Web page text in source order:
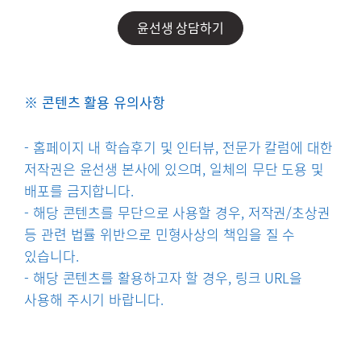
윤선생 상담하기
※ 콘텐츠 활용 유의사항
- 홈페이지 내 학습후기 및 인터뷰, 전문가 칼럼에 대한
저작권은 윤선생 본사에 있으며, 일체의 무단 도용 및
배포를 금지합니다.
- 해당 콘텐츠를 무단으로 사용할 경우, 저작권/초상권
등 관련 법률 위반으로 민형사상의 책임을 질 수
있습니다.
- 해당 콘텐츠를 활용하고자 할 경우, 링크 URL을
사용해 주시기 바랍니다.